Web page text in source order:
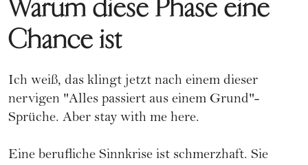
Warum diese Phase eine
Chance ist
Ich weiß, das klingt jetzt nach einem dieser
nervigen "Alles passiert aus einem Grund"-
Sprüche. Aber stay with me here.
Eine berufliche Sinnkrise ist schmerzhaft. Sie